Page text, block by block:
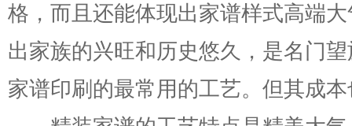
格，而且还能体现出家谱样式高端
出家族的兴旺和历史悠久，是名门
家谱印刷的最常用的工艺。但其成